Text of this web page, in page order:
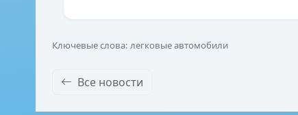
Ключевые слова: легковые автомобили
Все новости